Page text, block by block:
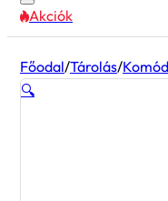
Akciók
Főodal/Tárolás/
🔍